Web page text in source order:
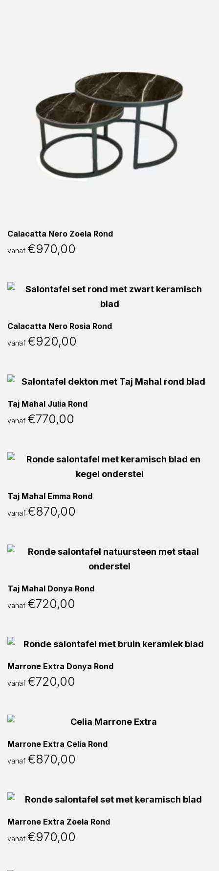
Calacatta Nero Zoela Rond
vanaf €970,00
Calacatta Nero Rosia Rond
vanaf €920,00
Taj Mahal Julia Rond
vanaf €770,00
Taj Mahal Emma Rond
vanaf €870,00
Taj Mahal Donya Rond
vanaf €720,00
Marrone Extra Donya Rond
vanaf €720,00
Marrone Extra Celia Rond
vanaf €870,00
Marrone Extra Zoela Rond
vanaf €970,00